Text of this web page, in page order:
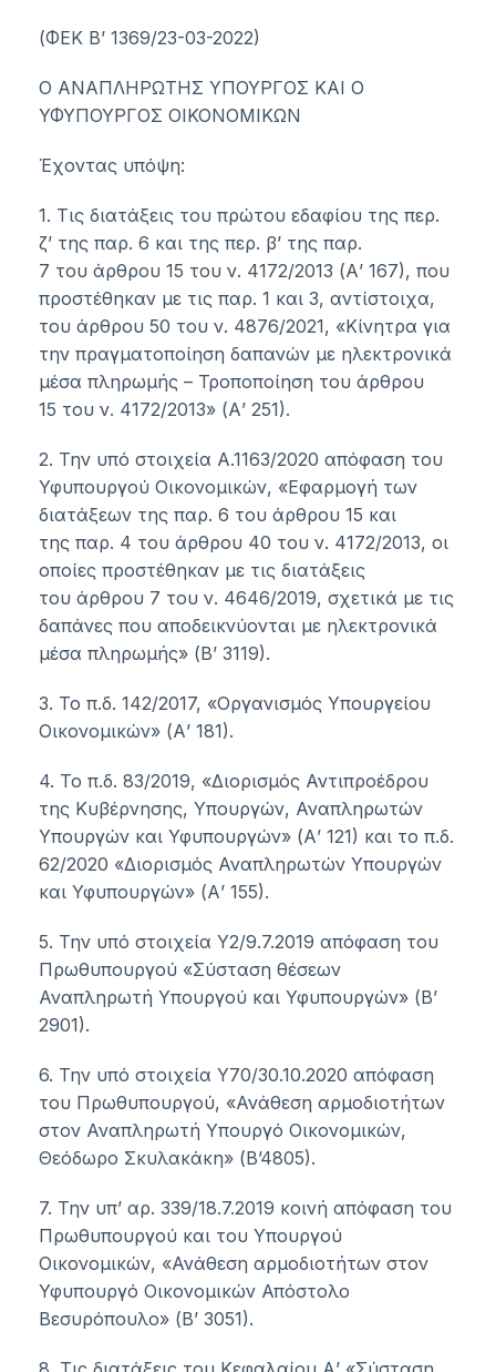
(ΦΕΚ Β’ 1369/23-03-2022)
Ο ΑΝΑΠΛΗΡΩΤΗΣ ΥΠΟΥΡΓΟΣ ΚΑΙ Ο
ΥΦΥΠΟΥΡΓΟΣ ΟΙΚΟΝΟΜΙΚΩΝ
Έχοντας υπόψη:
1. Τις διατάξεις του πρώτου εδαφίου της περ.
ζ’ της παρ. 6 και της περ. β’ της παρ.
7 του άρθρου 15 του ν. 4172/2013 (Α’ 167), που
προστέθηκαν με τις παρ. 1 και 3, αντίστοιχα,
του άρθρου 50 του ν. 4876/2021, «Κίνητρα για
την πραγματοποίηση δαπανών με ηλεκτρονικά
μέσα πληρωμής – Τροποποίηση του άρθρου
15 του ν. 4172/2013» (Α’ 251).
2. Την υπό στοιχεία Α.1163/2020 απόφαση του
Υφυπουργού Οικονομικών, «Εφαρμογή των
διατάξεων της παρ. 6 του άρθρου 15 και
της παρ. 4 του άρθρου 40 του ν. 4172/2013, οι
οποίες προστέθηκαν με τις διατάξεις
του άρθρου 7 του ν. 4646/2019, σχετικά με τις
δαπάνες που αποδεικνύονται με ηλεκτρονικά
μέσα πληρωμής» (Β’ 3119).
3. Το π.δ. 142/2017, «Οργανισμός Υπουργείου
Οικονομικών» (Α’ 181).
4. Το π.δ. 83/2019, «Διορισμός Αντιπροέδρου
της Κυβέρνησης, Υπουργών, Αναπληρωτών
Υπουργών και Υφυπουργών» (Α’ 121) και το π.δ.
62/2020 «Διορισμός Αναπληρωτών Υπουργών
και Υφυπουργών» (Α’ 155).
5. Την υπό στοιχεία Υ2/9.7.2019 απόφαση του
Πρωθυπουργού «Σύσταση θέσεων
Αναπληρωτή Υπουργού και Υφυπουργών» (Β’
2901).
6. Την υπό στοιχεία Υ70/30.10.2020 απόφαση
του Πρωθυπουργού, «Ανάθεση αρμοδιοτήτων
στον Αναπληρωτή Υπουργό Οικονομικών,
Θεόδωρο Σκυλακάκη» (Β’4805).
7. Την υπ’ αρ. 339/18.7.2019 κοινή απόφαση του
Πρωθυπουργού και του Υπουργού
Οικονομικών, «Ανάθεση αρμοδιοτήτων στον
Υφυπουργό Οικονομικών Απόστολο
Βεσυρόπουλο» (Β’ 3051).